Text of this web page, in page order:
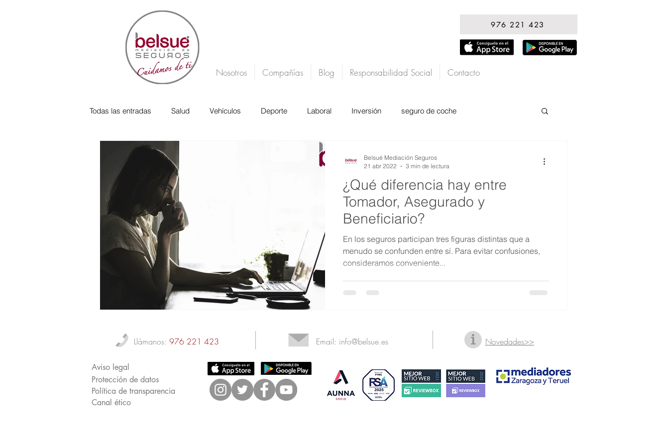
Nosotros Compañías Blog Responsabilidad Social Contacto
976 221 423
Todas las entradas Salud Vehículos Deporte Laboral Inversión seguro de coche
Responsabilidad Social belsue mediacion de seguros
¿Qué diferencia hay entre
Tomador, Asegurado y
Beneficiario?
En los seguros participan tres figuras distintas que a
menudo se confunden entre sí. Para evitar confusiones,
consideramos conveniente...
Belsué Mediación Seguros
21 abr 2022
3 min de lectura
Llámanos: 976 221 423 Email: info@belsue.es Novedades>>
Aviso legal
Protección de datos
Política de transparencia
Canal ético